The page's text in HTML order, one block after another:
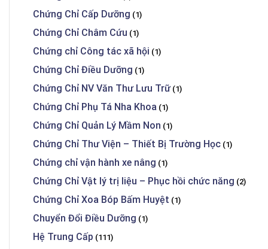
Chứng Chỉ Cấp Dưỡng (1)
Chứng Chỉ Châm Cứu (1)
Chứng chỉ Công tác xã hội (1)
Chứng Chỉ Điều Dưỡng (1)
Chứng Chỉ NV Văn Thư Lưu Trữ(1)
Chứng Chỉ Phụ Tá Nha Khoa (1)
Chứng Chỉ Quản Lý Mầm Non (1)
Chứng Chỉ Thư Viện – Thiết Bị Trường Học (1)
Chứng chỉ vận hành xe nâng (1)
Chứng Chỉ Vật lý trị liệu – Phục hồi chức năng (2)
Chứng Chỉ Xoa Bóp Bấm Huyệt (1)
Chuyển Đổi Điều Dưỡng (1)
Hệ Trung Cấp (111)